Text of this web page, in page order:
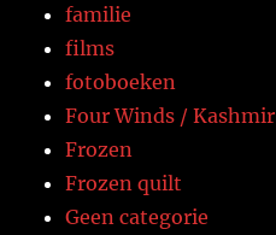
familie
films
fotoboeken
Four Winds / Kashmir
Frozen
Frozen quilt
Geen categorie